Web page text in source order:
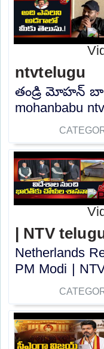
ntvtelugu
తండ్రి మోహన్
mohanbabu
| NTV
Netherlands
PM Modi |